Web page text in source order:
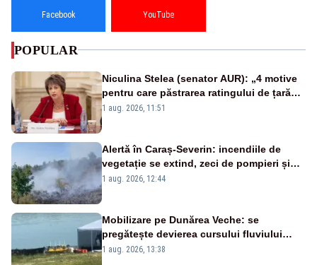
Facebook YouTube
POPULAR
Niculina Stelea (senator AUR): „4 motive
pentru care păstrarea ratingului de țară
nu este o reușită pentru Guvernul
1 aug. 2026, 11:51
Alertă în Caraș-Severin: incendiile de
vegetație se extind, zeci de pompieri și
silvicultori se luptă cu flăcările - VIDEO
1 aug. 2026, 12:44
Mobilizare pe Dunărea Veche: se
pregătește devierea cursului fluviului
către Cernavodă – VIDEO
1 aug. 2026, 13:38